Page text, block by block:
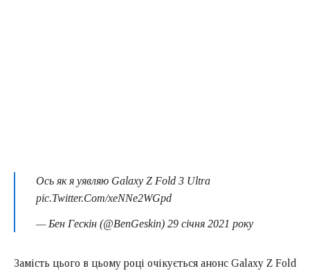
Ось як я уявляю Galaxy Z Fold 3 Ultra
pic.Twitter.Com/xeNNe2WGpd
— Бен Гескін (@BenGeskin) 29 січня 2021 року
Замість цього в цьому році очікується анонс Galaxy Z Fold